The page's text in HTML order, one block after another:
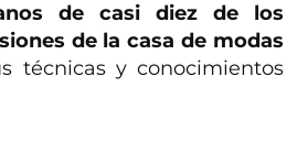
de casi diez de los
de la casa de modas
técnicas y conocimientos